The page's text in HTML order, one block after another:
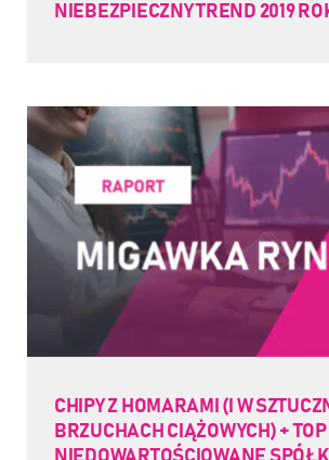
NIEBEZPIECZNY TREND 2019
CHIPY Z HOMARAMI (I W
BRZUCHACH CIĄŻOWYCH) +